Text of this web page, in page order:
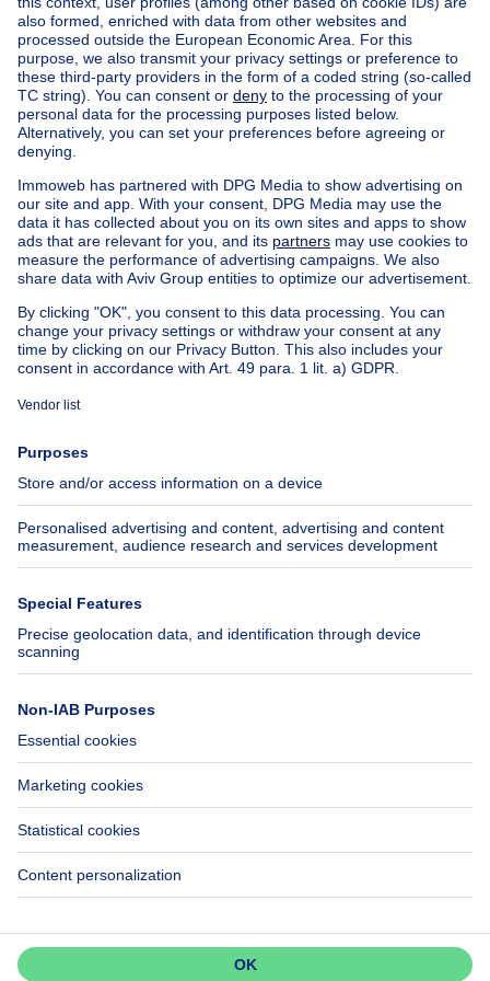
Home Belgium
Luxembourg (province)
Neufchâteau (district)
Buy your house in Bouillon
House out of BelgiumHouse for sale France
House for sale Spain
House for sale Italy
House for sale Luxembourg
House for sale Netherlands
Our cheap propertiesCheap houses for sale
Cheap apartments for rent
About
Immoweb
Jobs
Axel Springer Group
SeLoger.com
Immowelt.de
Tools
Insurances
Help
FAQ
Accessibility
Contact us
Follow Us
Immoweb SA © 2026 - All rights reserved
Terms of use Cookie settings Privacy Ranking rules
3044 -
d2b95f88ad4c2e3527743d6bd81664b3a2df8b8e -